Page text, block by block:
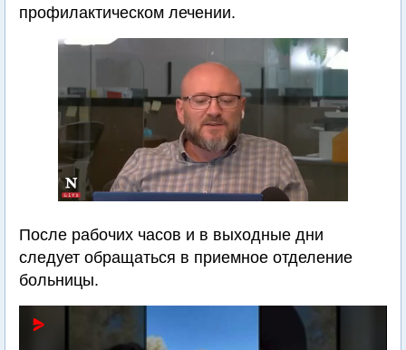
профилактическом лечении.
После рабочих часов и в выходные дни
следует обращаться в приемное отделение
больницы.